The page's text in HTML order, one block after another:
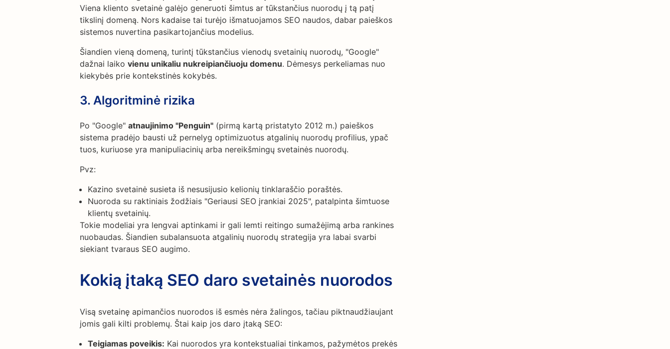
Viena kliento svetainė galėjo generuoti šimtus ar tūkstančius nuorodų į tą patį
tikslinį domeną. Nors kadaise tai turėjo išmatuojamos SEO naudos, dabar paieškos
sistemos nuvertina pasikartojančius modelius.
Šiandien vieną domeną, turintį tūkstančius vienodų svetainių nuorodų, "Google"
dažnai laiko vienu unikaliu nukreipiančiuoju domenu. Dėmesys perkeliamas nuo
kiekybės prie kontekstinės kokybės.
3. Algoritminė rizika
Po "Google" atnaujinimo "Penguin" (pirmą kartą pristatyto 2012 m.) paieškos
sistema pradėjo bausti už pernelyg optimizuotus atgalinių nuorodų profilius, ypač
tuos, kuriuose yra manipuliacinių arba nereikšmingų svetainės nuorodų.
Pvz:
Kazino svetainė susieta iš nesusijusio kelionių tinklaraščio poraštės.
Nuoroda su raktiniais žodžiais "Geriausi SEO įrankiai 2025", patalpinta šimtuose
klientų svetainių.
Tokie modeliai yra lengvai aptinkami ir gali lemti reitingo sumažėjimą arba rankines
nuobaudas. Šiandien subalansuota atgalinių nuorodų strategija yra labai svarbi
siekiant tvaraus SEO augimo.
Kokią įtaką SEO daro svetainės nuorodos
Visą svetainę apimančios nuorodos iš esmės nėra žalingos, tačiau piktnaudžiaujant
jomis gali kilti problemų. Štai kaip jos daro įtaką SEO:
Teigiamas poveikis: Kai nuorodos yra kontekstualiai tinkamos, pažymėtos prekės